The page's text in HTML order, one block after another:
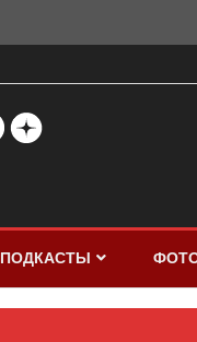
ПОДКАСТЫ